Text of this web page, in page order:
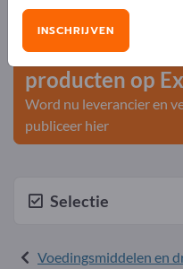
Zakelijke contacten >>
Publiceer uw
producten op
Word nu leverancier en
publiceer hier
Selectie
Voedingsmiddelen en
INSCHRIJVEN